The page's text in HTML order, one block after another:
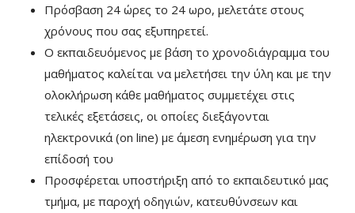
Πρόσβαση 24 ώρες το 24 ωρο, μελετάτε στους
χρόνους που σας εξυπηρετεί.
Ο εκπαιδευόμενος με βάση το χρονοδιάγραμμα του
μαθήματος καλείται να μελετήσει την ύλη και με την
ολοκλήρωση κάθε μαθήματος συμμετέχει στις
τελικές εξετάσεις, οι οποίες διεξάγονται
ηλεκτρονικά (on line) με άμεση ενημέρωση για την
επίδοσή του
Προσφέρεται υποστήριξη από το εκπαιδευτικό μας
τμήμα, με παροχή οδηγιών, κατευθύνσεων και